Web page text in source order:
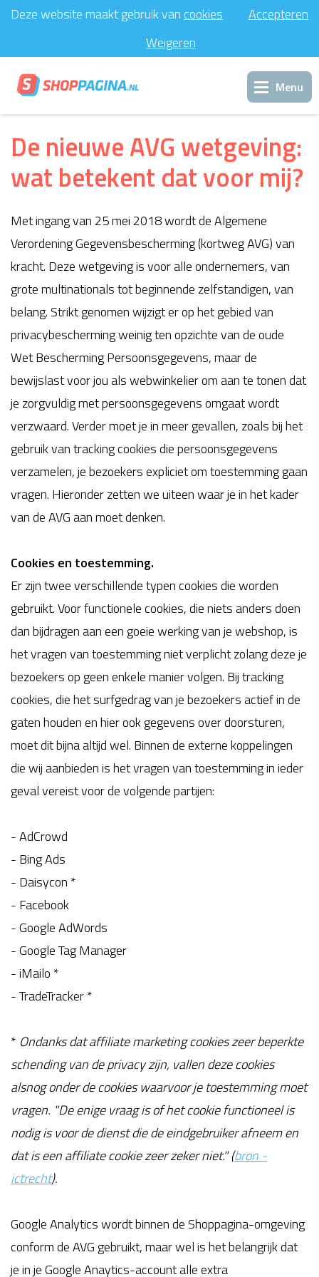
Support
Menu
De nieuwe AVG wetgeving:
wat betekent dat voor mij?
Met ingang van 25 mei 2018 wordt de Algemene
Verordening Gegevensbescherming (kortweg AVG) van
kracht. Deze wetgeving is voor alle ondernemers, van
grote multinationals tot beginnende zelfstandigen, van
belang. Strikt genomen wijzigt er op het gebied van
privacybescherming weinig ten opzichte van de oude
Wet Bescherming Persoonsgegevens, maar de
bewijslast voor jou als webwinkelier om aan te tonen dat
je zorgvuldig met persoonsgegevens omgaat wordt
verzwaard. Verder moet je in meer gevallen, zoals bij het
gebruik van tracking cookies die persoonsgegevens
verzamelen, je bezoekers expliciet om toestemming gaan
vragen. Hieronder zetten we uiteen waar je in het kader
van de AVG aan moet denken.
Cookies en toestemming.
Er zijn twee verschillende typen cookies die worden
gebruikt. Voor functionele cookies, die niets anders doen
dan bijdragen aan een goeie werking van je webshop, is
het vragen van toestemming niet verplicht zolang deze je
bezoekers op geen enkele manier volgen. Bij tracking
cookies, die het surfgedrag van je bezoekers actief in de
gaten houden en hier ook gegevens over doorsturen,
moet dit bijna altijd wel. Binnen de externe koppelingen
die wij aanbieden is het vragen van toestemming in ieder
geval vereist voor de volgende partijen:
- AdCrowd
- Bing Ads
- Daisycon *
- Facebook
- Google AdWords
- Google Tag Manager
- iMailo *
- TradeTracker *
* Ondanks dat affiliate marketing cookies zeer beperkte
schending van de privacy zijn, vallen deze cookies
alsnog onder de cookies waarvoor je toestemming moet
vragen. "De enige vraag is of het cookie functioneel is
nodig is voor de dienst die de eindgebruiker afneem en
dat is een affiliate cookie zeer zeker niet." (bron -
ictrecht).
Google Analytics wordt binnen de Shoppagina-omgeving
conform de AVG gebruikt, maar wel is het belangrijk dat
je in je Google Anaytics-account alle extra
Deze website maakt gebruik vancookies
Accepteren
Weigeren